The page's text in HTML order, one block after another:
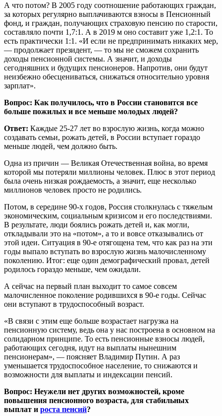
А что потом? В 2005 году соотношение работающих граждан,
за которых регулярно выплачиваются взносы в Пенсионный
фонд, и граждан, получающих страховую пенсию по старости,
составляло почти 1,7:1. А в 2019 м оно составит уже 1,2:1. То
есть практически 1:1. «И если не предпринимать никаких мер,
— продолжает президент, — то мы не сможем сохранить
доходы пенсионной системы. А значит, и доходы
сегодняшних и будущих пенсионеров. Напротив, они будут
неизбежно обесцениваться, снижаться относительно уровня
зарплат».
Вопрос: Как получилось, что в России становится все
больше пожилых и все меньше молодых людей?
Ответ: Каждые 25-27 лет во взрослую жизнь, когда можно
создавать семьи, рожать детей, в России вступает гораздо
меньше людей, чем должно быть.
Одна из причин — Великая Отечественная война, во время
которой мы потеряли миллионы человек. Плюс в этот период
была очень низкая рождаемость, а значит, еще несколько
миллионов человек просто не родились.
Потом, в середине 90-х годов, Россия столкнулась с тяжелым
экономическим, социальным кризисом и его последствиями.
В результате, люди боялись рожать детей и, как могли,
откладывали это на «потом», а то и вовсе отказывались от
этой идеи. Ситуация в 90-е отягощена тем, что как раз на эти
годы выпало вступать во взрослую жизнь малочисленному
поколению. Итог: еще один демографический провал, детей
родилось гораздо меньше, чем ожидали.
А сейчас на первый план выходит то самое совсем
малочисленное поколение родившихся в 90-е годы. Сейчас
они вступают в трудоспособный возраст.
«В связи с этим еще больше возрастает нагрузка на
пенсионную систему, ведь она у нас построена в основном на
солидарном принципе. То есть пенсионные взносы людей,
работающих сегодня, идут на выплаты нынешним
пенсионерам», — поясняет Владимир Путин. А раз
уменьшается трудоспособное население, то снижаются и
возможности для выплаты и индексации пенсий.
Вопрос: Неужели нет других возможностей, кроме
повышения пенсионного возраста, для стабильных
выплат и роста пенсий?